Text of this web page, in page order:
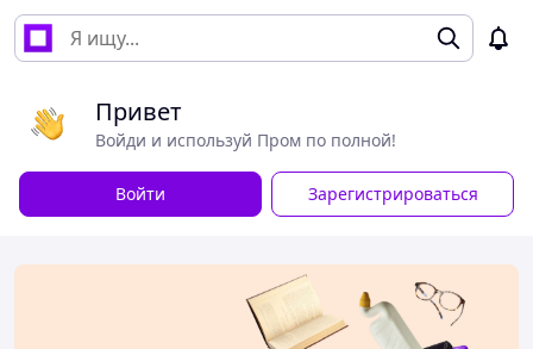
Привет
Войди и используй Пром по полной!
Войти Зарегистрироваться